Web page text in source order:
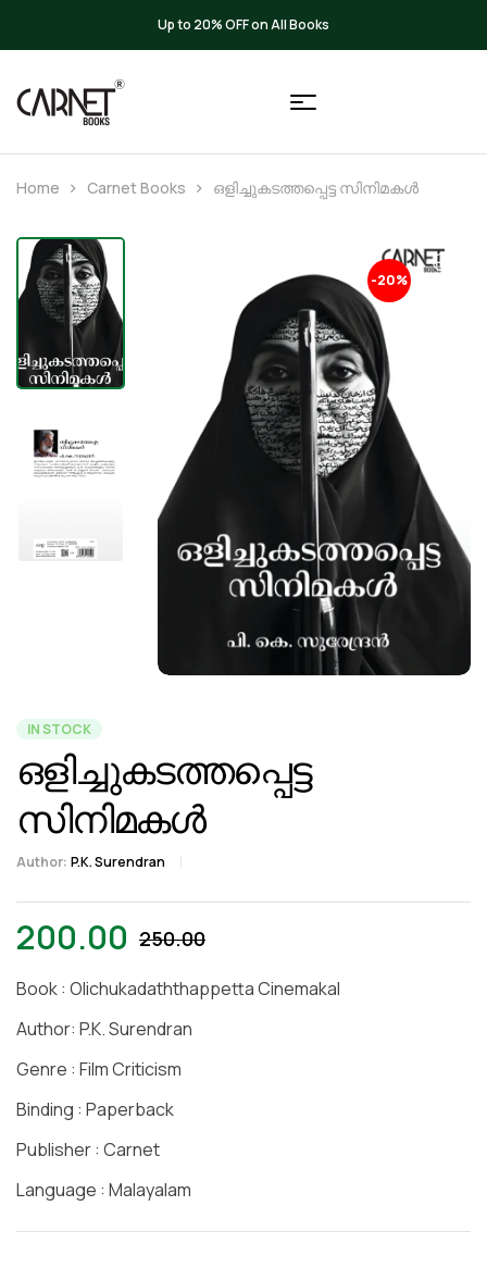
Up to 20% OFF on All Books
Home Carnet Books ഒളിച്ചുകടത്തപ്പെട്ട സിനിമകൾ
-20%
IN STOCK
ഒളിച്ചുകടത്തപ്പെട്ട
സിനിമകൾ
Author: P.K. Surendran
250.00
200.00
Book : Olichukadaththappetta Cinemakal
Author: P.K. Surendran
Genre : Film Criticism
Binding : Paperback
Publisher : Carnet
Language : Malayalam